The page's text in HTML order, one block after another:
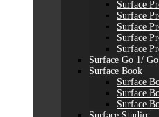
Surface
Surface
Surface
Surface
Surface
Surface Go 1/
Surface Book
Surface
Surface
Surface